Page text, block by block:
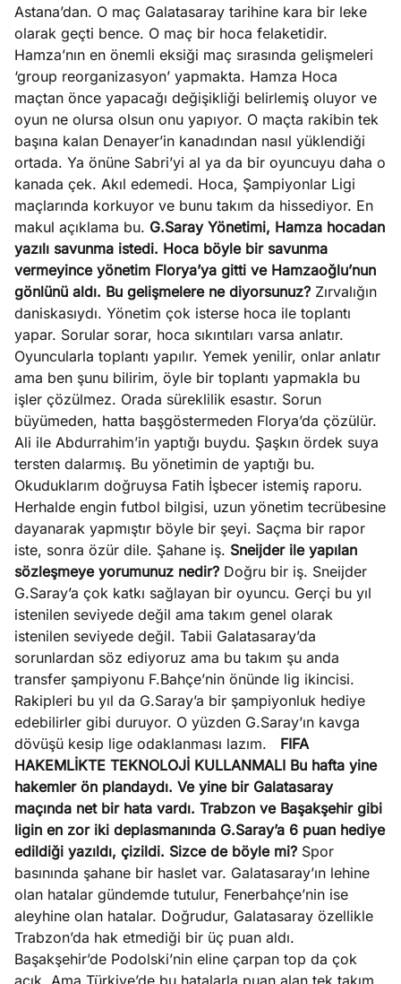
Astana’dan. O maç Galatasaray tarihine kara bir leke
olarak geçti bence. O maç bir hoca felaketidir.
Hamza’nın en önemli eksiği maç sırasında gelişmeleri
‘group reorganizasyon’ yapmakta. Hamza Hoca
maçtan önce yapacağı değişikliği belirlemiş oluyor ve
oyun ne olursa olsun onu yapıyor. O maçta rakibin tek
başına kalan Denayer’in kanadından nasıl yüklendiği
ortada. Ya önüne Sabri’yi al ya da bir oyuncuyu daha o
kanada çek. Akıl edemedi. Hoca, Şampiyonlar Ligi
maçlarında korkuyor ve bunu takım da hissediyor. En
makul açıklama bu. G.Saray Yönetimi, Hamza hocadan
yazılı savunma istedi. Hoca böyle bir savunma
vermeyince yönetim Florya’ya gitti ve Hamzaoğlu’nun
gönlünü aldı. Bu gelişmelere ne diyorsunuz? Zırvalığın
daniskasıydı. Yönetim çok isterse hoca ile toplantı
yapar. Sorular sorar, hoca sıkıntıları varsa anlatır.
Oyuncularla toplantı yapılır. Yemek yenilir, onlar anlatır
ama ben şunu bilirim, öyle bir toplantı yapmakla bu
işler çözülmez. Orada süreklilik esastır. Sorun
büyümeden, hatta başgöstermeden Florya’da çözülür.
Ali ile Abdurrahim’in yaptığı buydu. Şaşkın ördek suya
tersten dalarmış. Bu yönetimin de yaptığı bu.
Okuduklarım doğruysa Fatih İşbecer istemiş raporu.
Herhalde engin futbol bilgisi, uzun yönetim tecrübesine
dayanarak yapmıştır böyle bir şeyi. Saçma bir rapor
iste, sonra özür dile. Şahane iş. Sneijder ile yapılan
sözleşmeye yorumunuz nedir? Doğru bir iş. Sneijder
G.Saray’a çok katkı sağlayan bir oyuncu. Gerçi bu yıl
istenilen seviyede değil ama takım genel olarak
istenilen seviyede değil. Tabii Galatasaray’da
sorunlardan söz ediyoruz ama bu takım şu anda
transfer şampiyonu F.Bahçe’nin önünde lig ikincisi.
Rakipleri bu yıl da G.Saray’a bir şampiyonluk hediye
edebilirler gibi duruyor. O yüzden G.Saray’ın kavga
dövüşü kesip lige odaklanması lazım. FIFA
HAKEMLİKTE TEKNOLOJİ KULLANMALI Bu hafta yine
hakemler ön plandaydı. Ve yine bir Galatasaray
maçında net bir hata vardı. Trabzon ve Başakşehir gibi
ligin en zor iki deplasmanında G.Saray’a 6 puan hediye
edildiği yazıldı, çizildi. Sizce de böyle mi? Spor
basınında şahane bir haslet var. Galatasaray’ın lehine
olan hatalar gündemde tutulur, Fenerbahçe’nin ise
aleyhine olan hatalar. Doğrudur, Galatasaray özellikle
Trabzon’da hak etmediği bir üç puan aldı.
Başakşehir’de Podolski’nin eline çarpan top da çok
açık. Ama Türkiye’de bu hatalarla puan alan tek takım